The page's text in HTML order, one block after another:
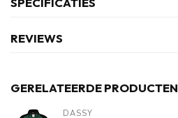
REVIEWS
GERELATEERDE PRODUCTEN
DASSY